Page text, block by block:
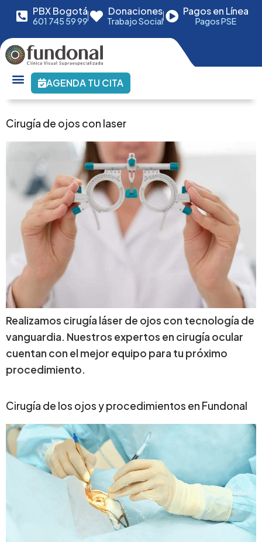
PBX Bogotá
601 745 59 99
Donaciones
Trabajo Social
Pagos en Línea
Pagos PSE
AGENDA TU CITA
Cirugía de ojos con laser
Realizamos cirugía láser de ojos con tecnología de
vanguardia. Nuestros expertos en cirugía ocular
cuentan con el mejor equipo para tu próximo
procedimiento.
Cirugía de los ojos y procedimientos en Fundonal